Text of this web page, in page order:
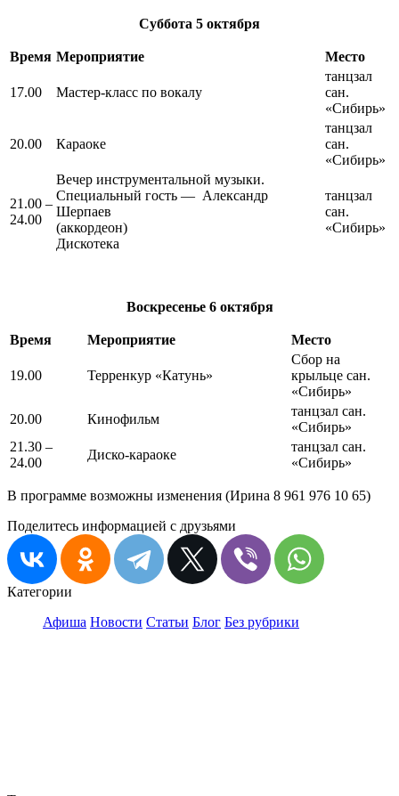
Суббота 5 октября
Время Мероприятие Место
17.00 Мастер-класс по вокалу
танцзал
сан.
«Сибирь»
20.00 Караоке
танцзал
сан.
«Сибирь»
21.00 –
24.00
Вечер инструментальной музыки.
Специальный гость — Александр
Шерпаев
(аккордеон)
Дискотека
танцзал
сан.
«Сибирь»
Воскресенье 6 октября
Время Мероприятие Место
19.00 Терренкур «Катунь»
Сбор на
крыльце сан.
«Сибирь»
20.00
Кинофильм
танцзал сан.
«Сибирь»
21.30 –
24.00
Диско-караоке
танцзал сан.
«Сибирь»
В программе возможны изменения (Ирина 8 961 976 10 65)
Поделитесь информацией с друзьями
Категории
Афиша Новости Статьи Блог Без рубрики